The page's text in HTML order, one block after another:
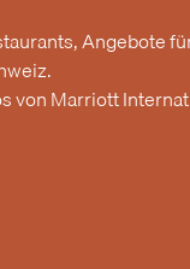
Angebote
von Marriott